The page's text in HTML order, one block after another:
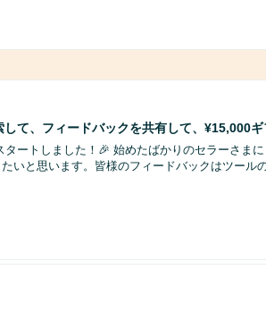
て、フィードバックを共有して、¥15,000
ートしました！🎉 始めたばかりのセラーさま
いと思います。皆様のフィードバックはツー